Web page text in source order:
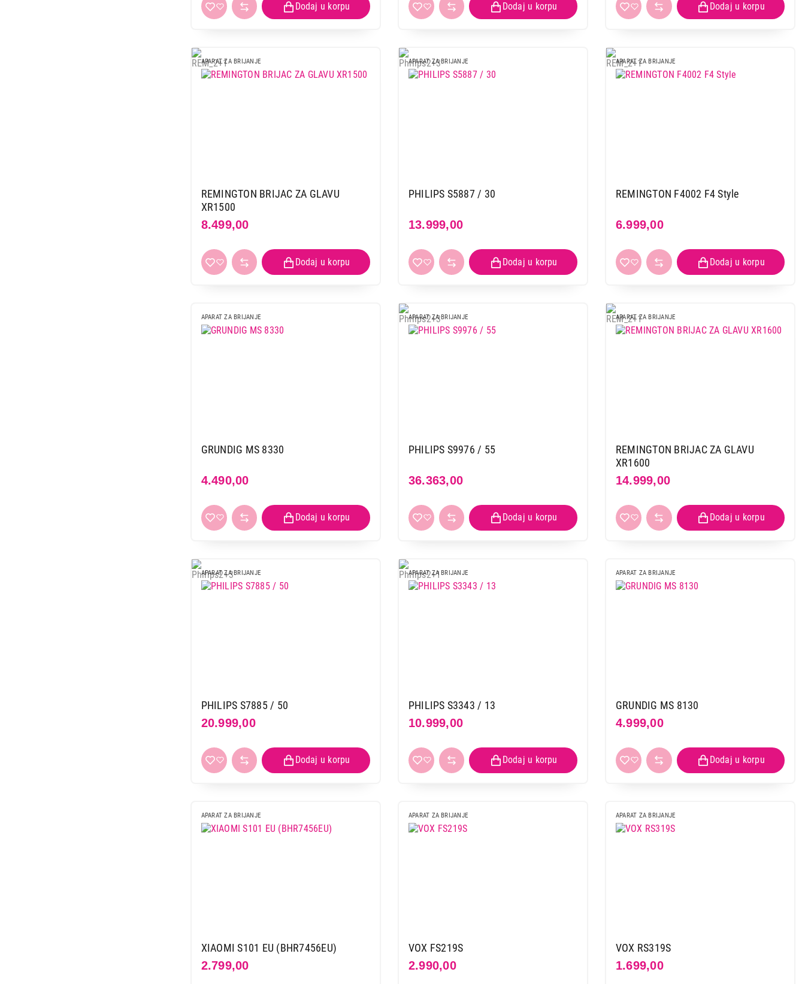
APARAT ZA BRIJANJE
REMINGTON BRIJAC ZA GLAVU
XR1500
8.499,00
APARAT ZA BRIJANJE
PHILIPS S5887 / 30
13.999,00
APARAT ZA BRIJANJE
REMINGTON F4002 F4 Style
6.999,00
APARAT ZA BRIJANJE
GRUNDIG MS 8330
4.490,00
APARAT ZA BRIJANJE
PHILIPS S9976 / 55
36.363,00
APARAT ZA BRIJANJE
REMINGTON BRIJAC ZA GLAVU
XR1600
14.999,00
APARAT ZA BRIJANJE
PHILIPS S7885 / 50
20.999,00
APARAT ZA BRIJANJE
PHILIPS S3343 / 13
10.999,00
APARAT ZA BRIJANJE
GRUNDIG MS 8130
4.999,00
APARAT ZA BRIJANJE
XIAOMI S101 EU (BHR7456EU)
2.799,00
APARAT ZA BRIJANJE
VOX FS219S
2.990,00
APARAT ZA BRIJANJE
VOX RS319S
1.699,00
REMINGTON F2002 F2 Style
Ukupno u korpi: